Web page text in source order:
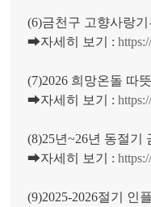
(6)금천구 고향사랑
➡자세히 보기 :
(7)2026 희망온돌 따
➡자세히 보기 :
(8)25년~26년 동절기
➡자세히 보기 :
(9)2025-2026절기 인